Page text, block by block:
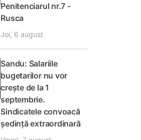
Penitenciarul nr.7 -
Rusca
Joi, 6 august
Sandu: Salariile
bugetarilor nu vor
crește de la 1
septembrie.
Sindicatele convoacă
ședință extraordinară